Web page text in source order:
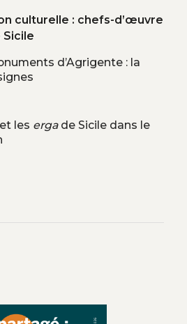
culturelle : chefs-d’œuvre
d’Agrigente : la
les ergade Sicile dans le